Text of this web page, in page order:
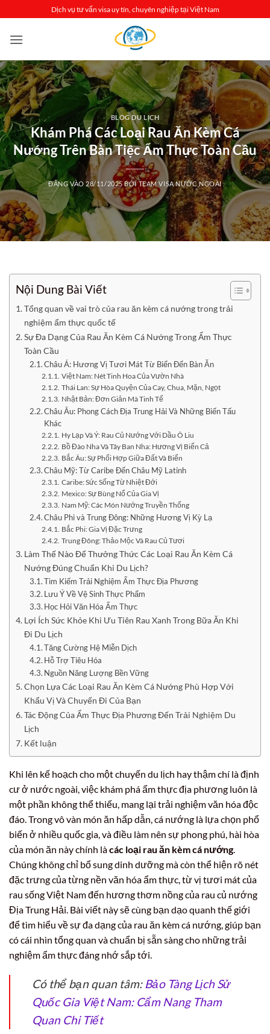
qua
nội
Dịch vụ tư vấn visa uy tín, chuyên nghiệp tại Việt Nam
BLOG DU LỊCH
Khám Phá Các Loại Rau Ăn Kèm Cá
Nướng Trên Bàn Tiệc Ẩm Thực Toàn Cầu
ĐĂNG VÀO28/11/2025BỞITEAM VISA NƯỚC NGOÀI
Nội Dung Bài Viết
Tổng quan về vai trò của rau ăn kèm cá nướng trong trải
nghiệm ẩm thực quốc tế
Sự Đa Dạng Của Rau Ăn Kèm Cá Nướng Trong Ẩm Thực
Toàn Cầu
Châu Á: Hương Vị Tươi Mát Từ Biển Đến Bàn Ăn
Việt Nam: Nét Tinh Hoa Của Vườn Nhà
Thái Lan: Sự Hòa Quyện Của Cay, Chua, Mặn, Ngọt
Nhật Bản: Đơn Giản Mà Tinh Tế
Châu Âu: Phong Cách Địa Trung Hải Và Những Biến Tấu
Khác
Hy Lạp Và Ý: Rau Củ Nướng Với Dầu Ô Liu
Bồ Đào Nha Và Tây Ban Nha: Hương Vị Biển Cả
Bắc Âu: Sự Phối Hợp Giữa Đất Và Biển
Châu Mỹ: Từ Caribe Đến Châu Mỹ Latinh
Caribe: Sức Sống Từ Nhiệt Đới
Mexico: Sự Bùng Nổ Của Gia Vị
Nam Mỹ: Các Món Nướng Truyền Thống
Châu Phi và Trung Đông: Những Hương Vị Kỳ Lạ
Bắc Phi: Gia Vị Đặc Trưng
Trung Đông: Thảo Mộc Và Rau Củ Tươi
Làm Thế Nào Để Thưởng Thức Các Loại Rau Ăn Kèm Cá
Nướng Đúng Chuẩn Khi Du Lịch?
Tìm Kiếm Trải Nghiệm Ẩm Thực Địa Phương
Lưu Ý Về Vệ Sinh Thực Phẩm
Học Hỏi Văn Hóa Ẩm Thực
Lợi Ích Sức Khỏe Khi Ưu Tiên Rau Xanh Trong Bữa Ăn Khi
Đi Du Lịch
Tăng Cường Hệ Miễn Dịch
Hỗ Trợ Tiêu Hóa
Nguồn Năng Lượng Bền Vững
Chọn Lựa Các Loại Rau Ăn Kèm Cá Nướng Phù Hợp Với
Khẩu Vị Và Chuyến Đi Của Bạn
Tác Động Của Ẩm Thực Địa Phương Đến Trải Nghiệm Du
Lịch
Kết luận
Khi lên kế hoạch cho một chuyến du lịch hay thậm chí là định
cư ở nước ngoài, việc khám phá ẩm thực địa phương luôn là
một phần không thể thiếu, mang lại trải nghiệm văn hóa độc
đáo. Trong vô vàn món ăn hấp dẫn, cá nướng là lựa chọn phổ
biến ở nhiều quốc gia, và điều làm nên sự phong phú, hài hòa
của món ăn này chính làcác loại rau ăn kèm cá nướng.
Chúng không chỉ bổ sung dinh dưỡng mà còn thể hiện rõ nét
đặc trưng của từng nền văn hóa ẩm thực, từ vị tươi mát của
rau sống Việt Nam đến hương thơm nồng của rau củ nướng
Địa Trung Hải. Bài viết này sẽ cùng bạn dạo quanh thế giới
để tìm hiểu về sự đa dạng của rau ăn kèm cá nướng, giúp bạn
có cái nhìn tổng quan và chuẩn bị sẵn sàng cho những trải
nghiệm ẩm thực đáng nhớ sắp tới.
Có thể bạn quan tâm: Bảo Tàng Lịch Sử
Quốc Gia Việt Nam: Cẩm Nang Tham
Quan Chi Tiết